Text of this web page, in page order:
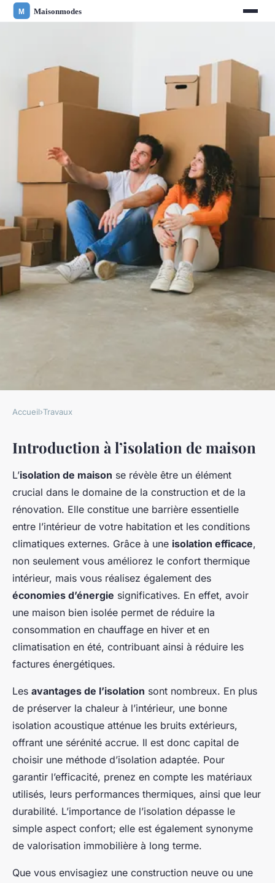
Isolation de Maison: Conseils
Incontournables pour
Échapper aux Pièges
Accueil›Travaux
Introduction à l’isolation de maison
L’isolation de maison se révèle être un élément
crucial dans le domaine de la construction et de la
rénovation. Elle constitue une barrière essentielle
entre l’intérieur de votre habitation et les conditions
climatiques externes. Grâce à une isolation efficace,
non seulement vous améliorez le confort thermique
intérieur, mais vous réalisez également des
économies d’énergie significatives. En effet, avoir
une maison bien isolée permet de réduire la
consommation en chauffage en hiver et en
climatisation en été, contribuant ainsi à réduire les
factures énergétiques.
Les avantages de l’isolation sont nombreux. En plus
de préserver la chaleur à l’intérieur, une bonne
isolation acoustique atténue les bruits extérieurs,
offrant une sérénité accrue. Il est donc capital de
choisir une méthode d’isolation adaptée. Pour
garantir l’efficacité, prenez en compte les matériaux
utilisés, leurs performances thermiques, ainsi que leur
durabilité. L’importance de l’isolation dépasse le
simple aspect confort; elle est également synonyme
de valorisation immobilière à long terme.
Que vous envisagiez une construction neuve ou une